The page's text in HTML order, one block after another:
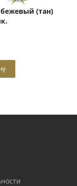
(тан)